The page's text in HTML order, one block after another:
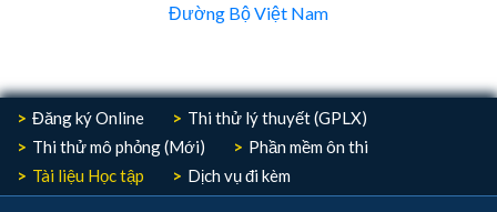
Đường Bộ Việt Nam
Đăng ký Online
Thi thử lý thuyết (GPLX)
Thi thử mô phỏng (Mới)
Phần mềm ôn thi
Tài liệu Học tập
Dịch vụ đi kèm